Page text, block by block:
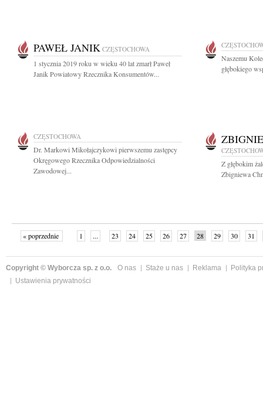
PAWEŁ JANIK CZĘSTOCHOWA
1 stycznia 2019 roku w wieku 40 lat zmarł Paweł
Janik Powiatowy Rzecznika Konsumentów...
Naszemu
głębokiego
CZĘSTOCHOWA
Dr. Markowi Mikołajczykowi pierwszemu zastępcy
Okręgowego Rzecznika Odpowiedzialności
Zawodowej...
Z głębokim
Zbigniewa
« poprzednie 1 ... 23 24 25 26 27 28 29 30
31
Copyright © Wyborcza sp. z o.o. O nas Staże u nas Reklama
Polityka
Ustawienia prywatności